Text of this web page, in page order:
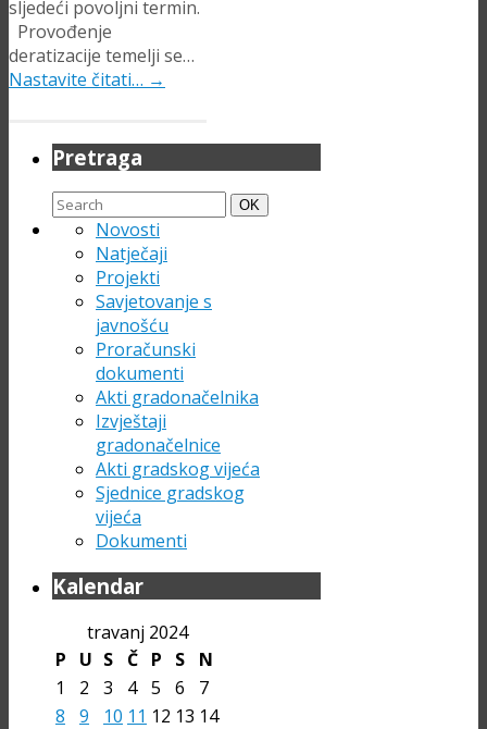
sljedeći povoljni termin.
Provođenje
deratizacije temelji se…
Nastavite čitati… →
Pretraga
Search
for:
Search
OK
Novosti
Natječaji
Projekti
Savjetovanje s
javnošću
Proračunski
dokumenti
Akti gradonačelnika
Izvještaji
gradonačelnice
Akti gradskog vijeća
Sjednice gradskog
vijeća
Dokumenti
Kalendar
travanj 2024
P
U S Č P S
N
1
2 3 4 5 6
7
8
9 10 11 12 13 14